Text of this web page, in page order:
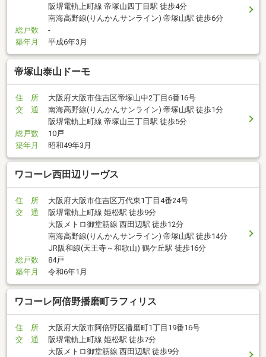
阪堺電軌上町線 帝塚山四丁目駅 徒歩4分
南海高野線(りんかんサンライン) 帝塚山駅 徒歩6分
総戸数
-
築年月
平成6年3月
帝塚山泰山ドーモ
住 所
大阪府大阪市住吉区帝塚山中2丁目6番16号
交 通
南海高野線(りんかんサンライン) 帝塚山駅 徒歩1分
阪堺電軌上町線 帝塚山三丁目駅 徒歩5分
総戸数
10戸
築年月
昭和49年3月
ワコーレ西田辺リーヴス
住 所
大阪府大阪市住吉区万代東1丁目4番24号
交 通
阪堺電軌上町線 姫松駅 徒歩9分
大阪メトロ御堂筋線 西田辺駅 徒歩12分
南海高野線(りんかんサンライン) 帝塚山駅 徒歩14分
JR阪和線(天王寺～和歌山) 鶴ケ丘駅 徒歩16分
総戸数
84戸
築年月
令和6年1月
ワコーレ阿倍野播磨町ラフィリス
住 所
大阪府大阪市阿倍野区播磨町1丁目19番16号
交 通
阪堺電軌上町線 姫松駅 徒歩7分
大阪メトロ御堂筋線 西田辺駅 徒歩9分